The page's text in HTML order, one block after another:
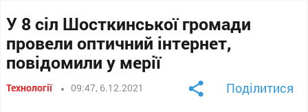
У 8 сіл Шосткинської громади
провели оптичний інтернет,
повідомили у мерії
Технології 09:47, 6.12.2021 Поділитися